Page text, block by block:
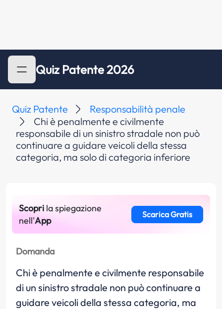
Quiz Patente 2026
Quiz Patente
Responsabilità penale
Chi è penalmente e civilmente
responsabile di un sinistro stradale non può
continuare a guidare veicoli della stessa
categoria, ma solo di categoria inferiore
Scopri la spiegazione
nell'App
Scarica Gratis
Domanda
Chi è penalmente e civilmente responsabile
di un sinistro stradale non può continuare a
guidare veicoli della stessa categoria, ma